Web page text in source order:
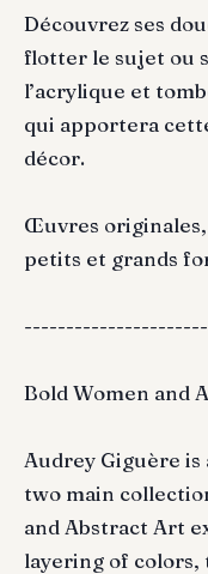
Découvrez ses
flotter le sujet ou
l’acrylique et
qui apportera
décor.
Œuvres
petits et grands
Bold Women and
Audrey Giguère
two main
and Abstract Art
layering of colors,